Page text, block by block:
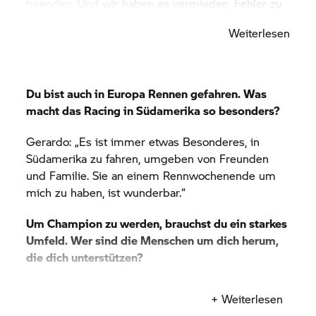
sammeln. Und wenn sich die Chance ergab, um
SuperBike Brasil 2023 gewonnen. Ist das
Motorrad auch ein Faktor, der euch so stark
gemacht hat?
ist alles für den Fahrer einfacher, wenn er ein
gutes Bike hat.“
Weiterlesen
Du bist auch in Europa Rennen gefahren. Was
macht das Racing in Südamerika so besonders?
Gerardo: „Es ist immer etwas Besonderes, in
Südamerika zu fahren, umgeben von Freunden
und Familie. Sie an einem Rennwochenende um
mich zu haben, ist wunderbar.“
Um Champion zu werden, brauchst du ein starkes
Umfeld. Wer sind die Menschen um dich herum,
die dich unterstützen?
Team danken, meinem Techniker Mauro, der dafür
+ Weiterlesen